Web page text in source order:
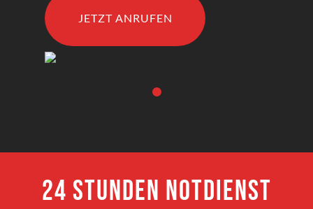
JETZT ANRUFEN
24 Stunden Notdienst